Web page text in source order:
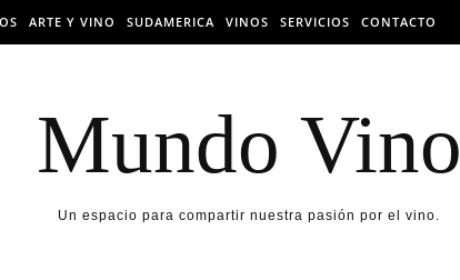
ARTE Y VINO SUDAMERICA VINOS SERVICIOS CONTACTO
Mundo Vino
Un espacio para compartir nuestra pasión por el vino.